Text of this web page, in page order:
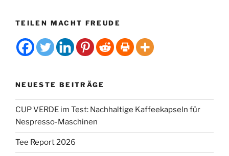
TEILEN MACHT FREUDE
NEUESTE BEITRÄGE
CUP VERDE im Test: Nachhaltige Kaffeekapseln für
Nespresso-Maschinen
Tee Report 2026